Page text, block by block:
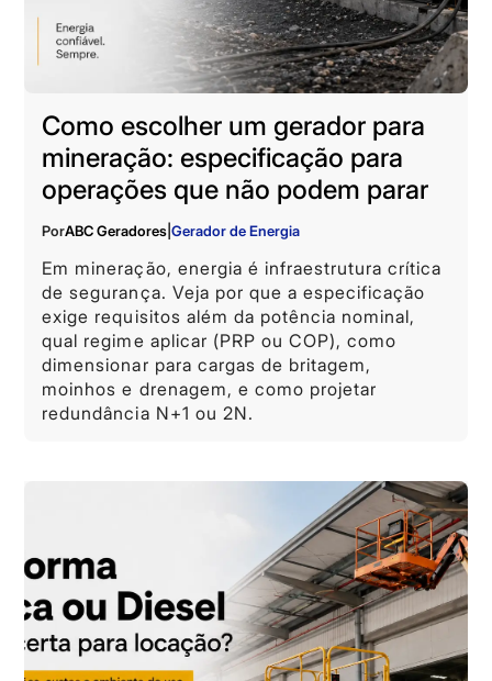
Como escolher um gerador para
mineração: especificação para
operações que não podem parar
PorABC Geradores |Gerador de Energia
Em mineração, energia é infraestrutura crítica
de segurança. Veja por que a especificação
exige requisitos além da potência nominal,
qual regime aplicar (PRP ou COP), como
dimensionar para cargas de britagem,
moinhos e drenagem, e como projetar
redundância N+1 ou 2N.